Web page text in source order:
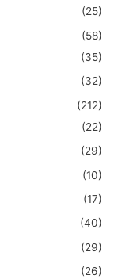
(25)
(58)
(35)
(32)
(212)
(22)
(29)
(10)
(17)
(40)
(29)
(26)